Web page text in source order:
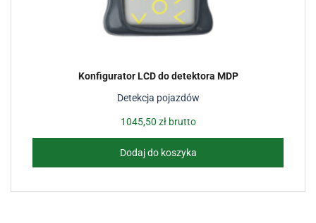
Detekcja pojazdów
Konfigurator LCD do detektora MDP
1045,50 złbrutto
Dodaj do koszyka